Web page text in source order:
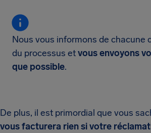
Nous vous informons de chacune
du processus etvous envoyons
que possible.
De plus, il est primordial que vous
vous facturera rien si votre